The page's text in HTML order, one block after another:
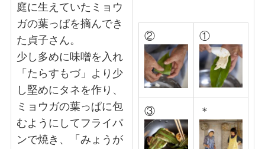
庭に生えていたミョウ
ガの葉っぱを摘んでき
た貞子さん。
少し多めに味噌を入れ
「たらすもづ」より少
し堅めにタネを作り、
ミョウガの葉っぱに包
むようにしてフライパ
ンで焼き、「みょうが
② ①
③ ＊